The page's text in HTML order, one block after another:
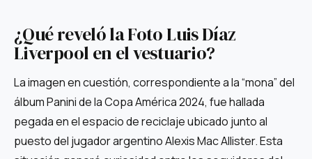
¿Qué reveló la Foto Luis Díaz
Liverpool en el vestuario?
La imagen en cuestión, correspondiente a la “mona” del
álbum Panini de la Copa América 2024, fue hallada
pegada en el espacio de reciclaje ubicado junto al
puesto del jugador argentino Alexis Mac Allister. Esta